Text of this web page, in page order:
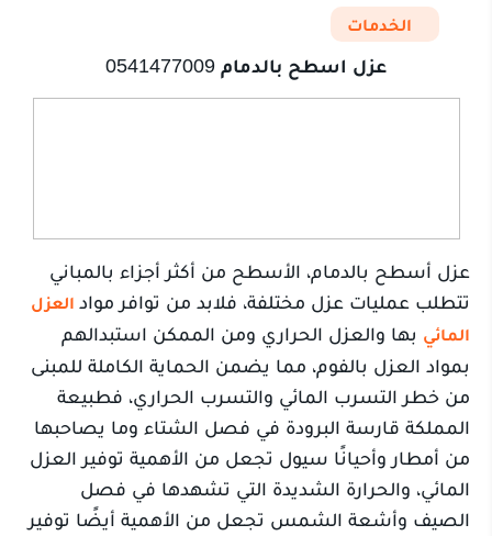
الخدمات
عزل اسطح بالدمام 0541477009
عزل أسطح بالدمام، الأسطح من أكثر أجزاء بالمباني
تتطلب عمليات عزل مختلفة، فلابد من توافر مواد العزل
المائي بها والعزل الحراري ومن الممكن استبدالهم
بمواد العزل بالفوم، مما يضمن الحماية الكاملة للمبنى
من خطر التسرب المائي والتسرب الحراري، فطبيعة
المملكة قارسة البرودة في فصل الشتاء وما يصاحبها
من أمطار وأحيانًا سيول تجعل من الأهمية توفير العزل
المائي، والحرارة الشديدة التي تشهدها في فصل
الصيف وأشعة الشمس تجعل من الأهمية أيضًا توفير